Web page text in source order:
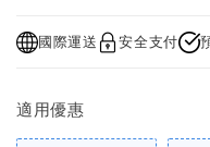
國際運送 安全支付
適用優惠